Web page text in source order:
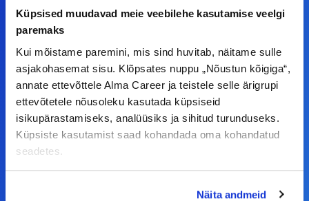
Küpsised muudavad meie veebilehe kasutamise veelgi
paremaks
Kui mõistame paremini, mis sind huvitab, näitame sulle
asjakohasemat sisu. Klõpsates nuppu „Nõustun kõigiga“,
annate ettevõttele Alma Career ja teistele selle ärigrupi
ettevõtetele nõusoleku kasutada küpsiseid
isikupärastamiseks, analüüsiks ja sihitud turunduseks.
Küpsiste kasutamist saad kohandada oma kohandatud
seadetes.
Näita andmeid
teha koostööd, siis võta meiega julgelt ühendust.
F
a
c
e
b
o
I
n
s
t
a
g
L
i
n
k
e
d
Y
o
u
t
u
b
e
© Alma Career Estonia OÜ
Tööotsijale